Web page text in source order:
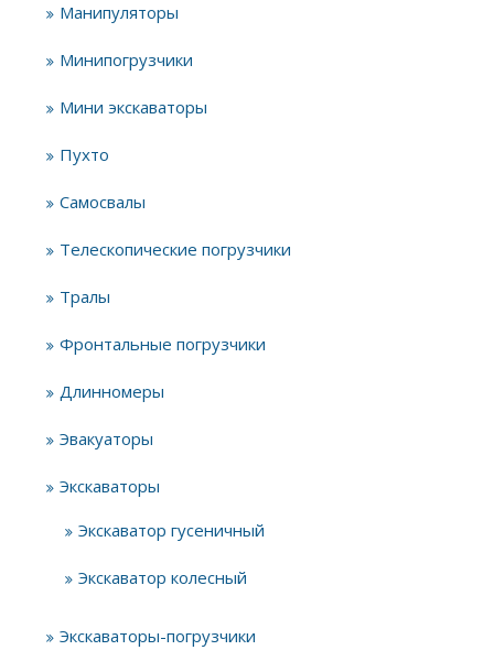
Манипуляторы
Минипогрузчики
Мини экскаваторы
Пухто
Самосвалы
Телескопические погрузчики
Тралы
Фронтальные погрузчики
Длинномеры
Эвакуаторы
Экскаваторы
Экскаватор гусеничный
Экскаватор колесный
Экскаваторы-погрузчики